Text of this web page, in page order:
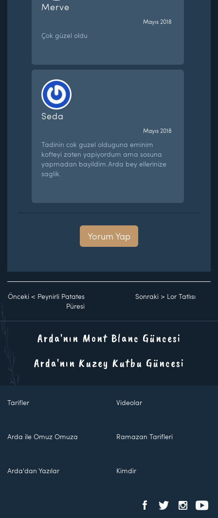
Merve
Mayıs 2018
Çok güzel oldu
Seda
Mayıs 2018
Tadinin cok guzel olduguna eminim
kofteyi zaten yapiyordum ama sosuna
yapmadan bayildim.Arda bey ellerinize
saglik.
Yorum Yap
Önceki < Peynirli Patates
Püresi
Sonraki > Lor Tatlısı
Arda'nın Mont Blanc Güncesi
Arda'nın Kuzey Kutbu Güncesi
Tarifler Videolar
Arda ile Omuz Omuza Ramazan Tarifleri
Arda'dan Yazılar Kimdir